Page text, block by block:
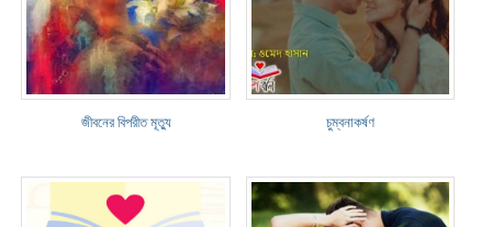
জীবনের বিপরীত মূত্যু চুম্বনাকর্ষণ